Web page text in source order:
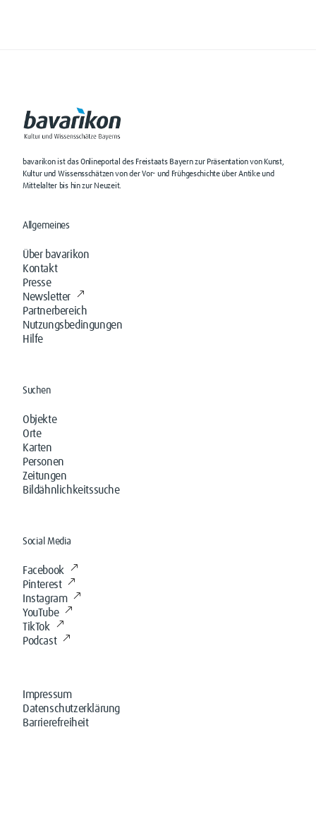
bavarikon ist das Onlineportal des Freistaats Bayern zur Präsentation von Kunst,
Kultur und Wissensschätzen von der Vor- und Frühgeschichte über Antike und
Mittelalter bis hin zur Neuzeit.
Allgemeines
Über bavarikon
Kontakt
Presse
Newsletter
Partnerbereich
Nutzungsbedingungen
Hilfe
Suchen
Objekte
Orte
Karten
Personen
Zeitungen
Bildähnlichkeitssuche
Social Media
Facebook
Pinterest
Instagram
YouTube
TikTok
Podcast
Impressum
Datenschutzerklärung
Barrierefreiheit